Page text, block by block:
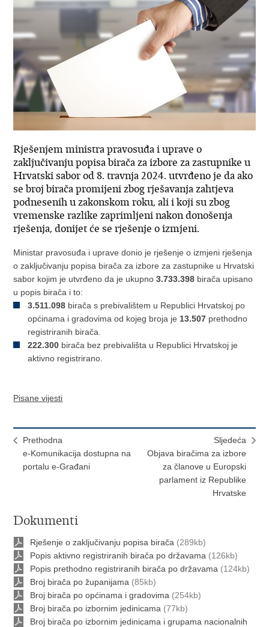
Rješenjem ministra pravosuđa i uprave o
zaključivanju popisa birača za izbore za zastupnike u
Hrvatski sabor od 8. travnja 2024. utvrđeno je da ako
se broj birača promijeni zbog rješavanja zahtjeva
podnesenih u zakonskom roku, ali i koji su zbog
vremenske razlike zaprimljeni nakon donošenja
rješenja, donijet će se rješenje o izmjeni.
Ministar pravosuđa i uprave donio je rješenje o izmjeni rješenja
o zaključivanju popisa birača za izbore za zastupnike u Hrvatski
sabor kojim je utvrđeno da je ukupno3.733.398 birača upisano
u popis birača i to:
3.511.098 birača s prebivalištem u Republici Hrvatskoj po
općinama i gradovima od kojeg broja je 13.507 prethodno
registriranih birača.
222.300 birača bez prebivališta u Republici Hrvatskoj je
aktivno registrirano.
Pisane vijesti
Prethodna
e-Komunikacija dostupna na
portalu e-Građani
Sljedeća
Objava biračima za izbore
za članove u Europski
parlament iz Republike
Hrvatske
Dokumenti
Rješenje o zaključivanju popisa birača (289kb)
Popis aktivno registriranih birača po državama (126kb)
Popis prethodno registriranih birača po državama (124kb)
Broj birača po županijama (85kb)
Broj birača po općinama i gradovima (254kb)
Broj birača po izbornim jedinicama (77kb)
Broj birača po izbornim jedinicama i grupama nacionalnih